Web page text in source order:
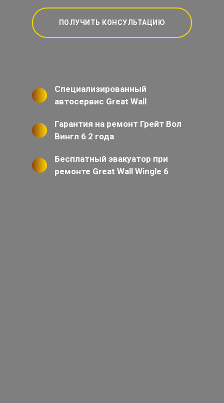
ПОЛУЧИТЬ КОНСУЛЬТАЦИЮ
Специализированный
автосервис Great Wall
Гарантия на ремонт Грейт Вол
Вингл 6 2 года
Бесплатный эвакуатор при
ремонте Great Wall Wingle 6